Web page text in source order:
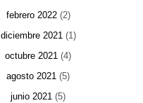
febrero 2022(2)
diciembre 2021(1)
octubre 2021 (4)
agosto 2021 (5)
junio 2021 (5)